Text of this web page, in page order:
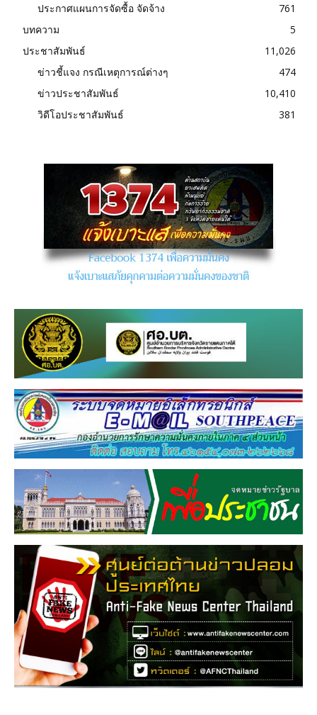
ประกาศแผนการจัดซื้อ จัดจ้าง
761
บทความ
5
ประชาสัมพันธ์
11,026
ข่าวชี้แจง กรณีเหตุการณ์ต่างๆ
474
ข่าวประชาสัมพันธ์
10,410
วิดีโอประชาสัมพันธ์
381